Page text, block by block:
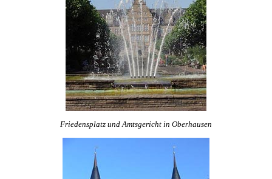
Friedensplatz und Amtsgericht in Oberhausen